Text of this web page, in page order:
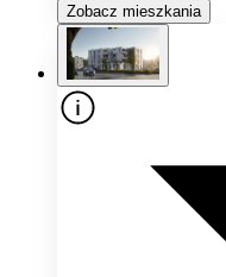
Zobacz mieszkania